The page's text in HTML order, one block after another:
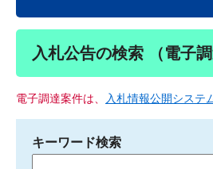
入札公告の検索 （電子調
電子調達案件は、 入札情報公開システ
キーワード検索